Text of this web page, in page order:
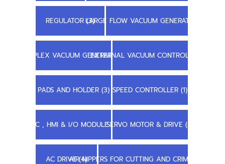
REGULATOR (3)LARGE FLOW VACUUM GENERATOR (3)
COMPLEX VACUUM GENERATOR (1)EXTERNAL VACUUM CONTROLLER (1)
PADS AND HOLDER (3) SPEED CONTROLLER (1)
PLC , HMI & I/O MODULE (6)SERVO MOTOR & DRIVE (4)
AC DRIVE (4)AIR NIPPERS FOR CUTTING AND CRIMPING (22)